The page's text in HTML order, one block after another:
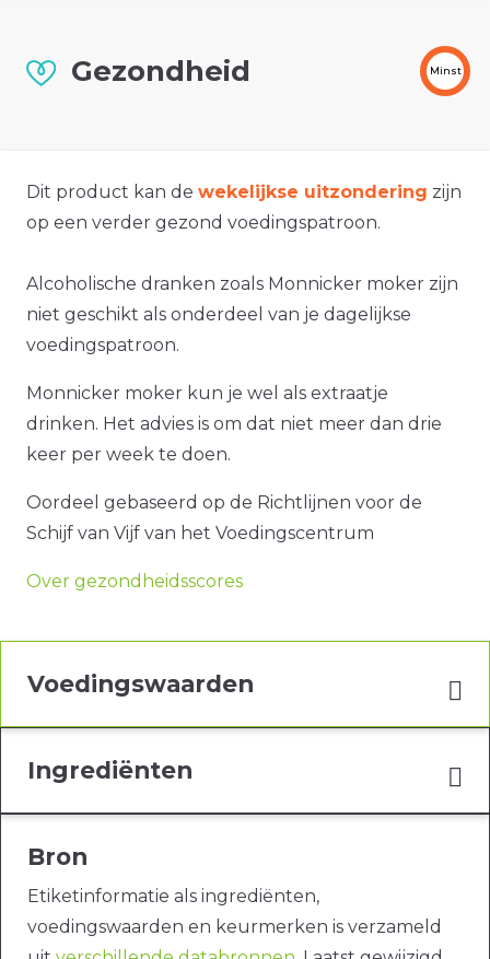
Gezondheid Minst
Dit product kan de wekelijkse uitzondering zijn
op een verder gezond voedingspatroon.
Alcoholische dranken zoals Monnicker moker zijn
niet geschikt als onderdeel van je dagelijkse
voedingspatroon.
Monnicker moker kun je wel als extraatje
drinken. Het advies is om dat niet meer dan drie
keer per week te doen.
Oordeel gebaseerd op de Richtlijnen voor de
Schijf van Vijf van het Voedingscentrum
Over gezondheidsscores
Voedingswaarden
Ingrediënten
Bron
Etiketinformatie als ingrediënten,
voedingswaarden en keurmerken is verzameld